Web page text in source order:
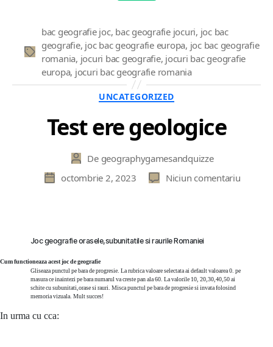
Etichete
bac geografie joc, bac geografie jocuri, joc bac
geografie, joc bac geografie europa, joc bac geografie
romania, jocuri bac geografie, jocuri bac geografie
europa, jocuri bac geografie romania
Categorii
UNCATEGORIZED
Test ere geologice
Autor
articol
De geographygamesandquizze
Datăoctombrie 2, 2023 Niciun comentariula
Joc geografie orasele,subunitatile si raurile Romaniei
Cum functioneaza acest joc de geografie
Gliseaza punctul pe bara de progresie. La rubrica valoare selectata ai default valoarea 0. pe
masura ce inaintezi pe bara numarul va creste pan ala 60. La valorile 10, 20,30,40,50 ai
schite cu subunitati,orase si rauri. Misca punctul pe bara de progresie si invata folosind
memoria vizuala. Mult succes!
In urma cu cca: